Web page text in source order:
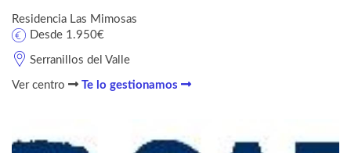
Residencia Las Mimosas
Serranillos del Valle
Desde 1.950€
Ver centro Te lo gestionamos